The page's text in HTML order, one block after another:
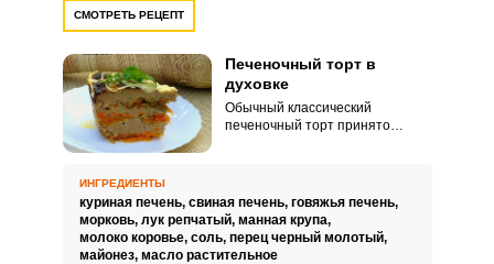
СМОТРЕТЬ РЕЦЕПТ
Печеночный торт в
духовке
Обычный классический
печеночный торт принято
этот раз мы предлагаем вам
рецепт вкусного и быстрого
торта из печеночного фарша,
доведенного до готовности в
ИНГРЕДИЕНТЫ
куриная печень, свиная печень, говяжья печень,
морковь, лук репчатый, манная крупа,
молоко коровье, соль, перец черный молотый,
майонез, масло растительное